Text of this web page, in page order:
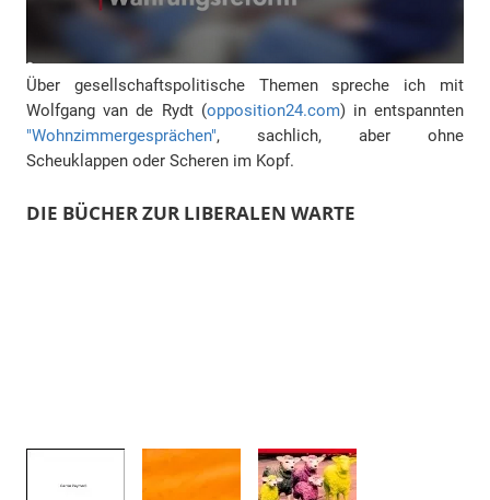
Über gesellschaftspolitische Themen spreche ich mit
Wolfgang van de Rydt (opposition24.com) in entspannten
"Wohnzimmergesprächen", sachlich, aber ohne
Scheuklappen oder Scheren im Kopf.
DIE BÜCHER ZUR LIBERALEN WARTE